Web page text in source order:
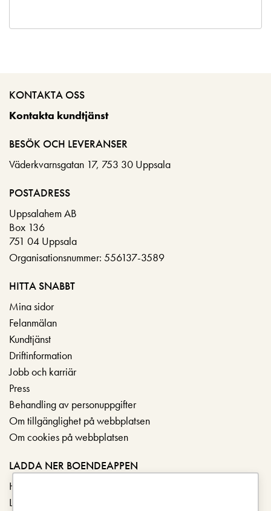
KONTAKTA OSS
Kontakta kundtjänst
BESÖK OCH LEVERANSER
Väderkvarnsgatan 17, 753 30 Uppsala
POSTADRESS
Uppsalahem AB
Box 136
751 04 Uppsala
Organisationsnummer: 556137-3589
HITTA SNABBT
Mina sidor
Felanmälan
Kundtjänst
Driftinformation
Jobb och karriär
Press
Behandling av personuppgifter
Om tillgänglighet på webbplatsen
Om cookies på webbplatsen
LADDA NER BOENDEAPPEN
Hämta i App Store
Ladda ner på Google Play